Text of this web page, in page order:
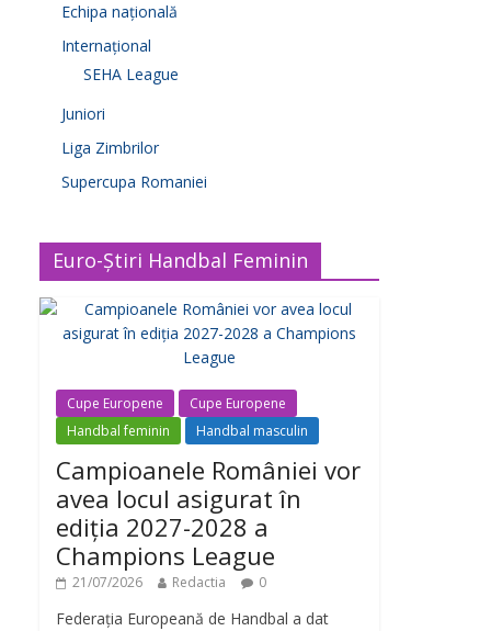
Echipa națională
Internațional
SEHA League
Juniori
Liga Zimbrilor
Supercupa Romaniei
Euro-Știri Handbal Feminin
Cupe Europene
Cupe Europene
Handbal feminin
Handbal masculin
Campioanele României vor
avea locul asigurat în
ediția 2027-2028 a
Champions League
21/07/2026 Redactia 0
Federația Europeană de Handbal a dat